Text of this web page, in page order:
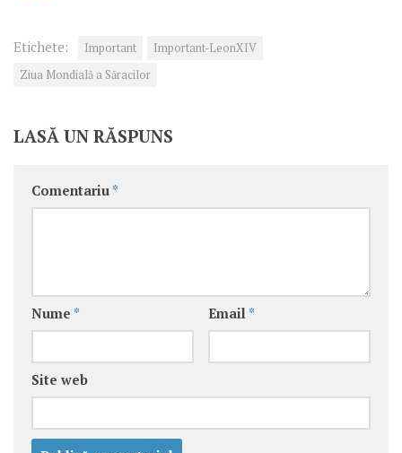
Etichete: Important
Important-LeonXIV
Ziua Mondială a Săracilor
LASĂ UN RĂSPUNS
Comentariu *
Nume * Email *
Site web